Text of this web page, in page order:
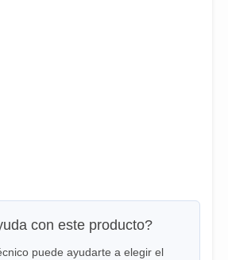
con este producto?
puede ayudarte a elegir el